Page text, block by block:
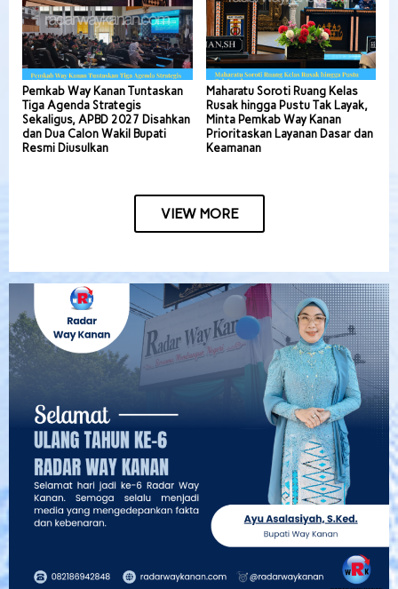
Pemkab Way Kanan Tuntaskan
Tiga Agenda Strategis
Sekaligus, APBD 2027 Disahkan
dan Dua Calon Wakil Bupati
Resmi Diusulkan
Maharatu Soroti Ruang Kelas
Rusak hingga Pustu Tak Layak,
Minta Pemkab Way Kanan
Prioritaskan Layanan Dasar dan
Keamanan
VIEW MORE